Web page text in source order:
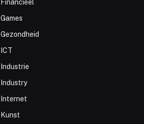
Financieel
Games
Gezondheid
ICT
Industrie
Industry
Internet
Kunst